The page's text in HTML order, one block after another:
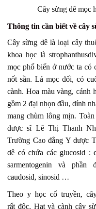
Cây sừng dê mọc
Thông tin cần biết về cây
Cây sừng dê là loại cây
khoa học là
mọc phổ biến ở nước ta có
nốt sần. Lá mọc đối, có
cành. Hoa màu vàng, cánh
gồm 2 đại nhọn đầu, dính
mang chùm lông mịn.
dược sĩ Lê Thị Thanh
Trường Cao đẳng Y dược
dê có chứa các glucosid :
sarmentogenin và phần
caudosid, sinosid …
Theo y học cổ truyền,
rất độc. Hạt và cành cây